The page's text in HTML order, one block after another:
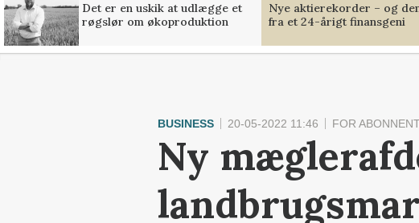
Det er en uskik at udlægge et
røgslør om økoproduktion
Nye aktierekorder – og
fra et 24-årigt finansgeni
BUSINESS 20-05-2022 11:46 FOR
Ny